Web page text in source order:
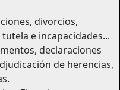
divorcios,
e incapacidades...
declaraciones
de herencias,